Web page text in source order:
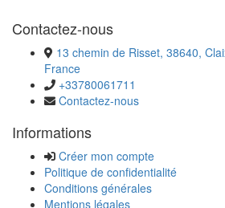
Contactez-nous
13 chemin de Risset, 38640,
France
+33780061711
Contactez-nous
Informations
Créer mon compte
Politique de confidentialité
Conditions générales
Mentions légales